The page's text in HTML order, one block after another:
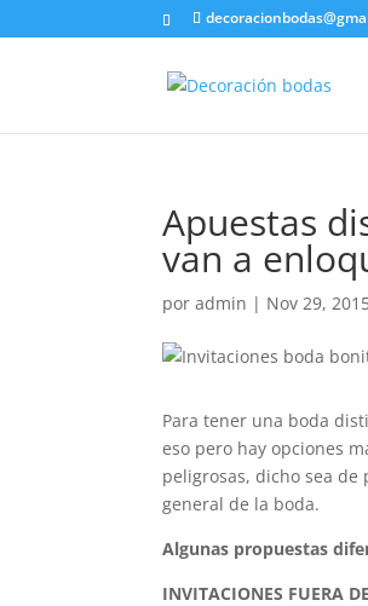
Apuestas
van a
poradmin | Nov 29,
Para tener una boda
eso pero hay opciones
peligrosas, dicho sea de
general de la boda.
Algunas propuestas
INVITACIONES FUERA